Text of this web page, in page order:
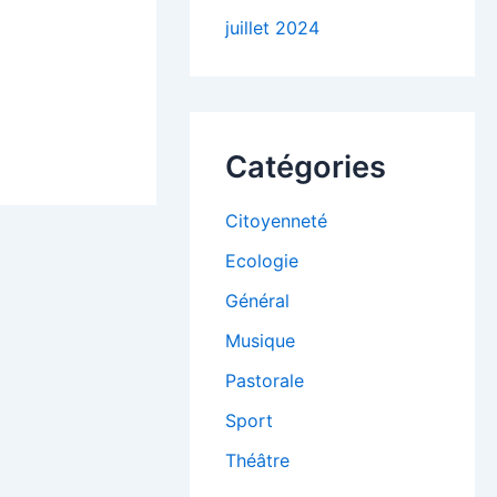
juillet 2024
Catégories
Citoyenneté
Ecologie
Général
Musique
Pastorale
Sport
Théâtre